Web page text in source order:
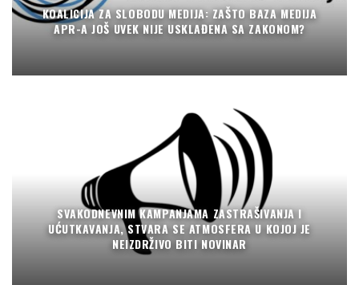
KOALICIJA ZA SLOBODU MEDIJA: ZAŠTO BAZA MEDIJA
APR-A JOŠ UVEK NIJE USKLAĐENA SA ZAKONOM?
SVAKODNEVNIM KAMPANJAMA ZASTRAŠIVANJA I
UĆUTKAVANJA, STVARA SE ATMOSFERA U KOJOJ JE
NEIZDRŽIVO BITI NOVINAR